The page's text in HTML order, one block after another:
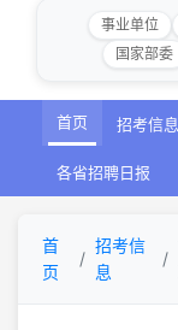
事业单位
国家部委
首页 招考信息
各省招聘日报
首
页
招考信
息